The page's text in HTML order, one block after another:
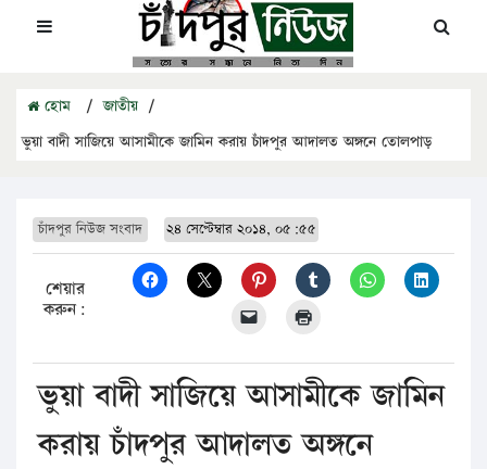
হোম / জাতীয় /
ভুয়া বাদী সাজিয়ে আসামীকে জামিন করায় চাঁদপুর আদালত অঙ্গনে তোলপাড়
চাঁদপুর নিউজ সংবাদ ২৪ সেপ্টেম্বার ২০১৪, ০৫:৫৫
শেয়ার
করুন:
ভুয়া বাদী সাজিয়ে আসামীকে জামিন
করায় চাঁদপুর আদালত অঙ্গনে